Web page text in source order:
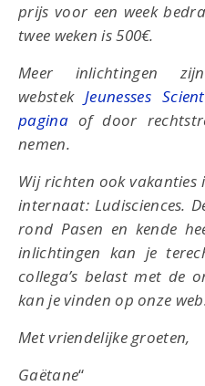
prijs voor een week
twee weken is 500€.
Meer inlichtingen
webstekJeunesses
paginaof door
nemen.
Wij richten ook
internaat: Ludisciences.
rond Pasen en kende
inlichtingen kan je
collega’s belast met de
kan je vinden op onze
Met vriendelijke groeten,
Gaëtane“